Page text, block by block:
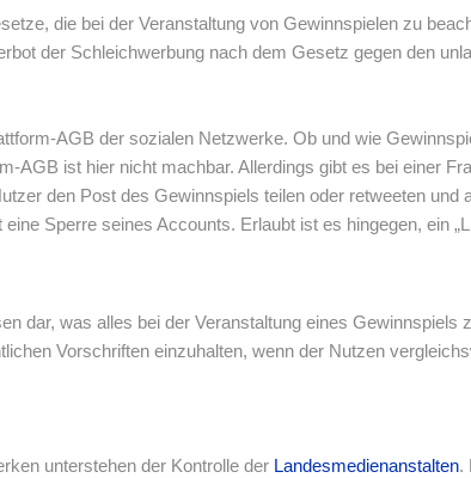
die bei der Veranstaltung von Gewinnspielen zu
der Schleichwerbung nach dem Gesetz gegen den
AGB der sozialen Netzwerke. Ob und wie
AGB ist hier nicht machbar. Allerdings gibt es bei einer
den Post des Gewinnspiels teilen oder retweeten und
Sperre seines Accounts. Erlaubt ist es hingegen, ein
dar, was alles bei der Veranstaltung eines Gewinnspiels
Vorschriften einzuhalten, wenn der Nutzen
unterstehen der Kontrolle der Landesmedienanstalten.